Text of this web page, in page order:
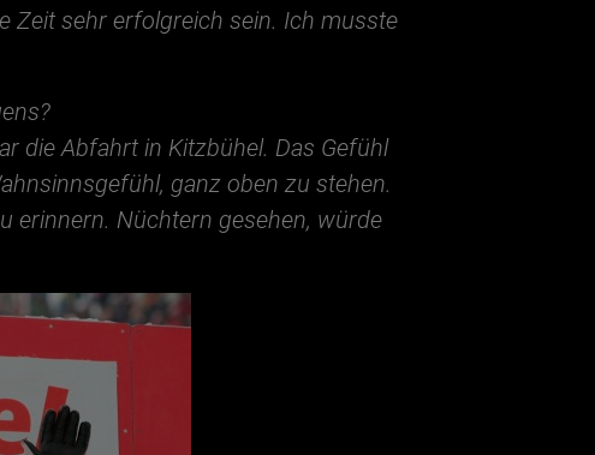
Zeit sehr erfolgreich sein. Ich musste
die Abfahrt in Kitzbühel. Das Gefühl
ganz oben zu stehen.
erinnern. Nüchtern gesehen, würde